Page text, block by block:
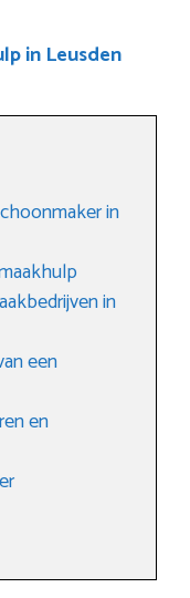
in Leusden
in
in
een
en